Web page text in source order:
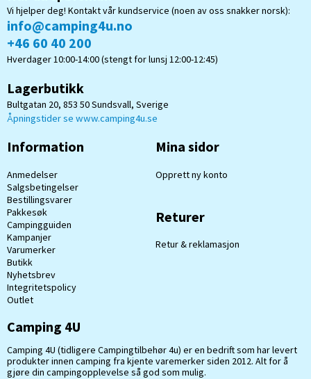
Vi hjelper deg! Kontakt vår kundservice (noen av oss snakker norsk):
info@camping4u.no
+46 60 40 200
Hverdager 10:00-14:00 (stengt for lunsj 12:00-12:45)
Lagerbutikk
Bultgatan 20, 853 50 Sundsvall, Sverige
Åpningstider se www.camping4u.se
Information
Anmedelser
Salgsbetingelser
Bestillingsvarer
Pakkesøk
Campingguiden
Kampanjer
Varumerker
Butikk
Nyhetsbrev
Integritetspolicy
Outlet
Mina sidor
Opprett ny konto
Returer
Retur & reklamasjon
Camping 4U
Camping 4U (tidligere Campingtilbehør 4u) er en bedrift som har levert
produkter innen camping fra kjente varemerker siden 2012. Alt for å
gjøre din campingopplevelse så god som mulig.